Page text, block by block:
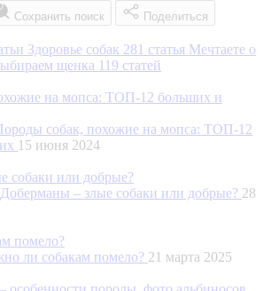
Сохранить поиск Поделиться
Здоровье собак 281 статья Мечтаете о
щенка 119 статей
собак, похожие на мопса: ТОП-12
15 июня 2024
Доберманы – злые собаки или добрые? 28
ли собакам помело? 21 марта 2025